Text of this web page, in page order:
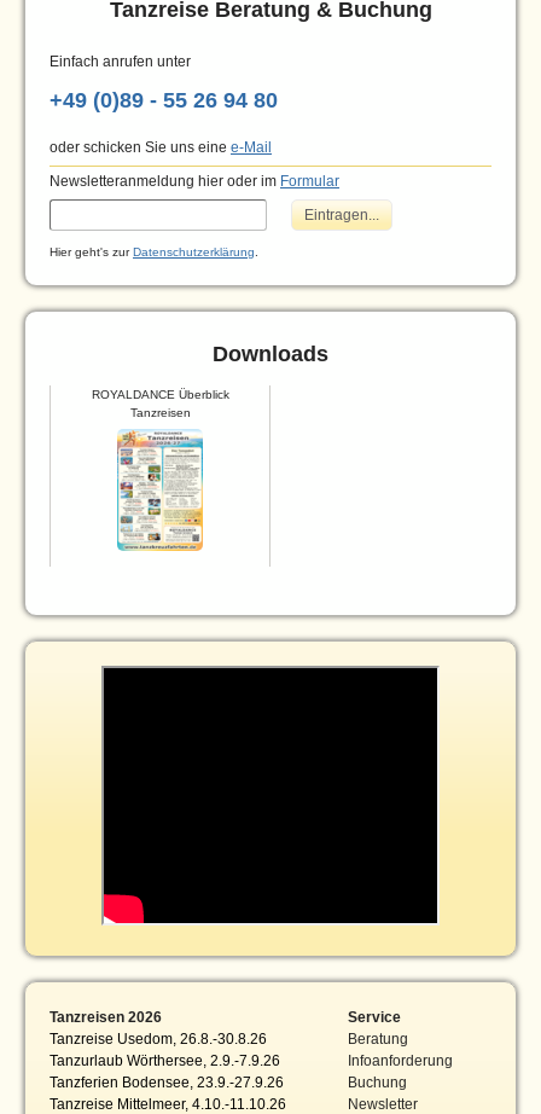
Tanzreise Beratung & Buchung
Einfach anrufen unter
+49 (0)89 - 55 26 94 80
oder schicken Sie uns eine e-Mail
Newsletteranmeldung hier oder im Formular
Hier geht's zurDatenschutzerklärung
Downloads
ROYALDANCE Überblick
Tanzreisen
Tanzreisen 2026
Tanzreise Usedom, 26.8.-30.8.26
Tanzurlaub Wörthersee, 2.9.-7.9.26
Tanzferien Bodensee, 23.9.-27.9.26
Tanzreise Mittelmeer, 4.10.-11.10.26
Service
Beratung
Infoanforderung
Buchung
Newsletter